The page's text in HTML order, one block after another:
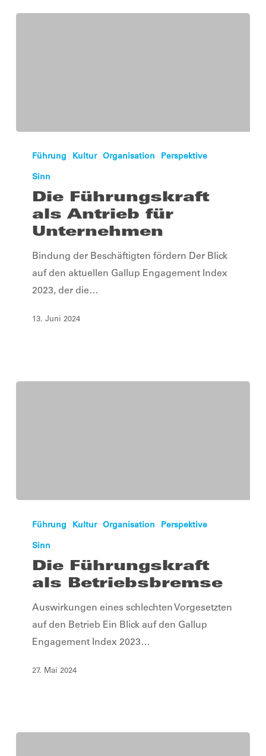
Führungskraft
Antrieb
Unternehmen
Führung Kultur Organisation Perspektive
Sinn
Die Führungskraft
als Antrieb für
Unternehmen
Bindung der Beschäftigten fördern Der Blick
auf den aktuellen Gallup Engagement Index
2023, der die…
13. Juni 2024
Führungskraft
Betriebsbremse
Führung Kultur Organisation Perspektive
Sinn
Die Führungskraft
als Betriebsbremse
Auswirkungen eines schlechten Vorgesetzten
auf den Betrieb Ein Blick auf den Gallup
Engagement Index 2023…
27. Mai 2024